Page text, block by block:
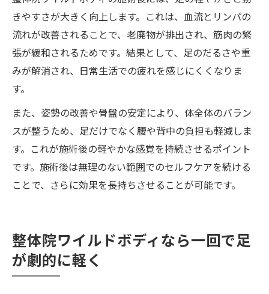
きやすさが大きく向上します。これは、血流とリンパの
流れが改善されることで、老廃物が排出され、筋肉の緊
張が緩和されるためです。結果として、足のだるさや重
みが解消され、日常生活での疲れを感じにくくなりま
す。
また、姿勢の改善や骨盤の安定により、体全体のバラン
スが整うため、足だけでなく腰や背中の負担も軽減しま
す。これが施術後の軽やかな感覚を持続させるポイント
です。施術後は無理のない範囲でのセルフケアを続ける
ことで、さらに効果を長持ちさせることが可能です。
整体院ワイルドボディなら一回で足
が劇的に軽く